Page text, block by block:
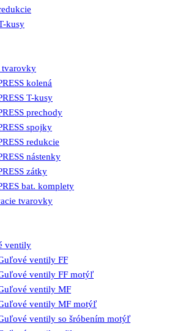
kusy
tvarovky
kolená
T-kusy
prechody
spojky
redukcie
nástenky
zátky
bat. komplety
tvarovky
ventily
ventily FF
ventily FF motýľ
ventily MF
ventily MF motýľ
ventily so šróbením motýľ